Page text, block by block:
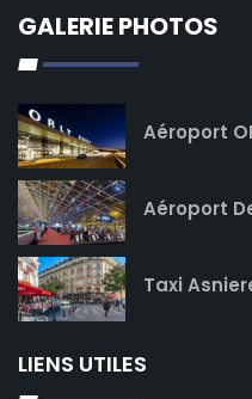
GALERIE PHOTOS
Aéroport
Aéroport
Taxi
LIENS UTILES